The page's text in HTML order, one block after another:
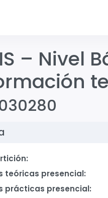
– Nivel
teóricas presencial:
prácticas presencial: